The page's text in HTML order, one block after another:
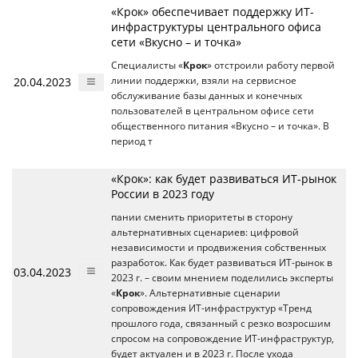
20.04.2023
«Крок» обеспечивает поддержку ИТ-
инфраструктуры центрального офиса
сети «Вкусно – и точка»
Специалисты «Крок» отстроили работу первой
линии поддержки, взяли на сервисное
обслуживание базы данных и конечных
пользователей в центральном офисе сети
общественного питания «Вкусно – и точка». В
период т
03.04.2023
«Крок»: как будет развиваться ИТ-рынок
России в 2023 году
пании сменить приоритеты в сторону
альтернативных сценариев: цифровой
независимости и продвижения собственных
разработок. Как будет развиваться ИТ-рынок в
2023 г. – своим мнением поделились эксперты
«Крок». Альтернативные сценарии
сопровождения ИТ-инфраструктур «Тренд
прошлого года, связанный с резко возросшим
спросом на сопровождение ИТ-инфраструктур,
будет актуален и в 2023 г. После ухода